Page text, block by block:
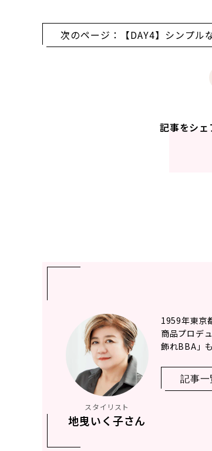
次のページ：【DAY4】シンプル
記事をシェ
スタイリスト
地曳いく子さん
1959年東京
商品プロデ
飾れBBA」
記事一